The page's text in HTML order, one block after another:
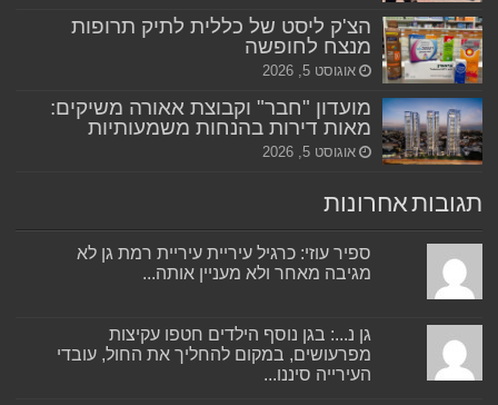
הצ'ק ליסט של כללית לתיק תרופות
מנצח לחופשה
אוגוסט 5, 2026
מועדון "חבר" וקבוצת אאורה משיקים:
מאות דירות בהנחות משמעותיות
אוגוסט 5, 2026
תגובות אחרונות
ספיר עוזי: כרגיל עיריית עיריית רמת גן לא
מגיבה מאחר ולא מעניין אותה...
גן נ...: בגן נוסף הילדים חטפו עקיצות
מפרעושים, במקום להחליך את החול, עובדי
העירייה סיננו...